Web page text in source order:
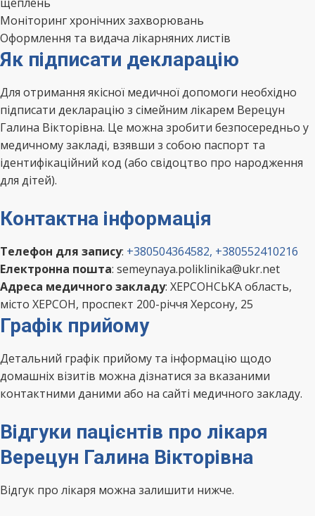
Моніторинг хронічних захворювань
Оформлення та видача лікарняних листів
Як підписати декларацію
Для отримання якісної медичної допомоги необхідно
підписати декларацію з сімейним лікарем Верецун
Галина Вікторівна. Це можна зробити безпосередньо у
медичному закладі, взявши з собою паспорт та
ідентифікаційний код (або свідоцтво про народження
для дітей).
Контактна інформація
Телефон для запису: +380504364582, +380552410216
Електронна пошта: semeynaya.poliklinika@ukr.net
Адреса медичного закладу: ХЕРСОНСЬКА область,
місто ХЕРСОН, проспект 200-річчя Херсону, 25
Графік прийому
Детальний графік прийому та інформацію щодо
домашніх візитів можна дізнатися за вказаними
контактними даними або на сайті медичного закладу.
Відгуки пацієнтів про лікаря
Верецун Галина Вікторівна
Відгук про лікаря можна залишити нижче.